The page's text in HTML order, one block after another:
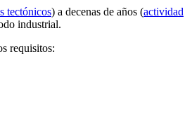
tectónicos) a decenas de años (actividad
industrial.
requisitos: